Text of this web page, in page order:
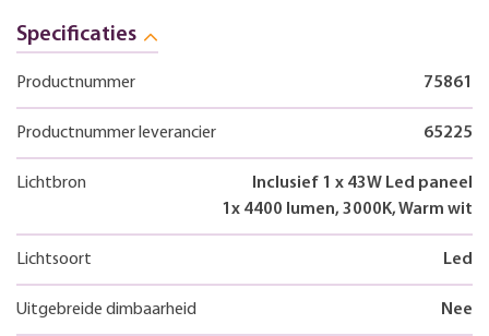
Specificaties
Productnummer 75861
Productnummer leverancier 65225
Lichtbron
Inclusief 1 x 43W Led paneel
1x 4400 lumen, 3000K, Warm wit
Lichtsoort Led
Uitgebreide dimbaarheid Nee